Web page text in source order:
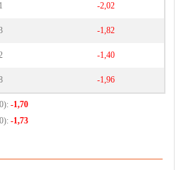
-2,02
-1,82
-1,40
-1,96
-1,70
-1,73